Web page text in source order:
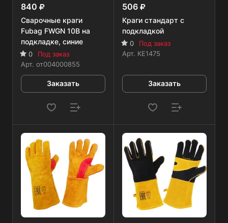
840
Сварочные краги
Fubag FWGN 10B на
подкладке, синие
0
Под заказ
Арт. от004000855
Заказать
506
Краги стандарт с
подкладкой
0
Под заказ
Арт. КЕ1475
Заказать